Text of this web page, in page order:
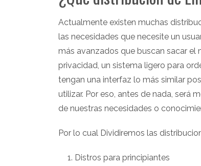
Actualmente existen muchas
las necesidades que necesite un
más avanzados que buscan sacar el
privacidad, un sistema ligero para
tengan una interfaz lo más similar
utilizar. Por eso, antes de nada, será
de nuestras necesidades o
Por lo cual Dividiremos las
Distros para principiantes